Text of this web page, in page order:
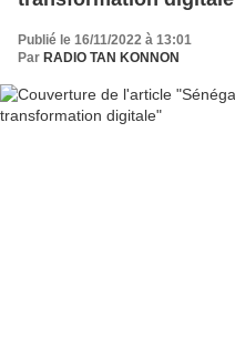
Publié le 16/11/2022 à 13:01
Par RADIO TAN KONNON